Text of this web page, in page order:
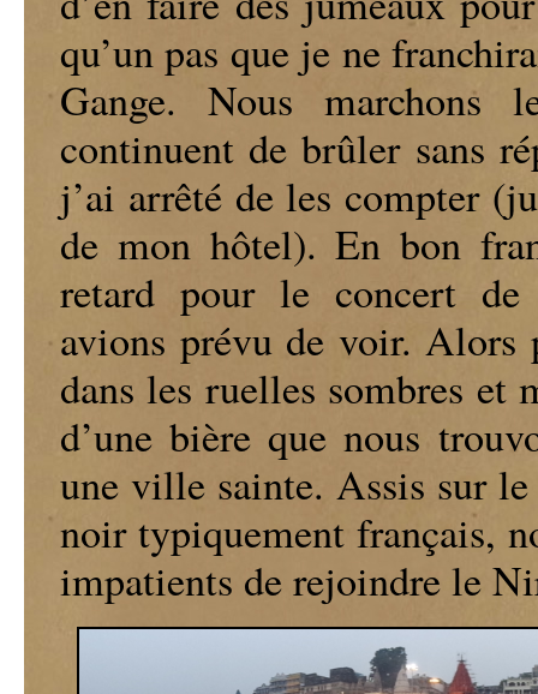
qu’un pas que je ne
Gange. Nous
continuent de brûler sans
j’ai arrêté de les compter
de mon hôtel). En bon
retard pour le concert de
avions prévu de voir. Alors
dans les ruelles sombres et
d’une bière que nous
une ville sainte. Assis sur
noir typiquement français,
impatients de rejoindre le